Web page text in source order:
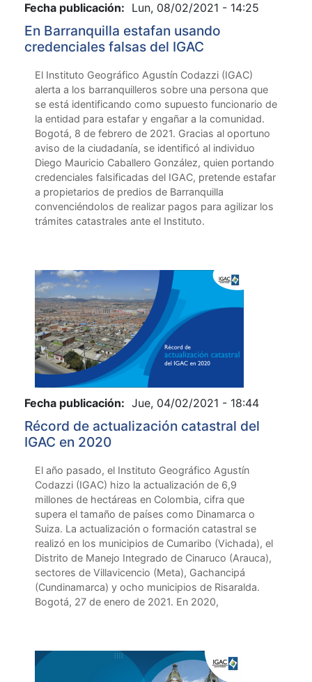
Fecha publicación: Lun, 08/02/2021 - 14:25
En Barranquilla estafan usando
credenciales falsas del IGAC
El Instituto Geográfico Agustín Codazzi (IGAC)
alerta a los barranquilleros sobre una persona que
se está identificando como supuesto funcionario de
la entidad para estafar y engañar a la comunidad.
Bogotá, 8 de febrero de 2021. Gracias al oportuno
aviso de la ciudadanía, se identificó al individuo
Diego Mauricio Caballero González, quien portando
credenciales falsificadas del IGAC, pretende estafar
a propietarios de predios de Barranquilla
convenciéndolos de realizar pagos para agilizar los
trámites catastrales ante el Instituto.
Fecha publicación: Jue, 04/02/2021 - 18:44
Récord de actualización catastral del
IGAC en 2020
El año pasado, el Instituto Geográfico Agustín
Codazzi (IGAC) hizo la actualización de 6,9
millones de hectáreas en Colombia, cifra que
supera el tamaño de países como Dinamarca o
Suiza. La actualización o formación catastral se
realizó en los municipios de Cumaribo (Vichada), el
Distrito de Manejo Integrado de Cinaruco (Arauca),
sectores de Villavicencio (Meta), Gachancipá
(Cundinamarca) y ocho municipios de Risaralda.
Bogotá, 27 de enero de 2021. En 2020,